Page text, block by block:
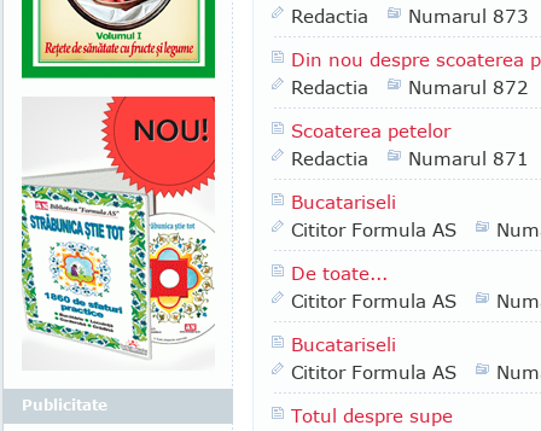
Redactia
Numarul 873
Din nou despre scoaterea
Redactia
Numarul 872
Scoaterea petelor
Redactia
Numarul 871
Bucatariseli
Cititor Formula AS
De toate...
Cititor Formula AS
Bucatariseli
Cititor Formula AS
Totul despre supe
Publicitate